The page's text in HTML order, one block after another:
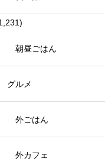
朝昼ごはん
グルメ
外ごはん
外カフェ